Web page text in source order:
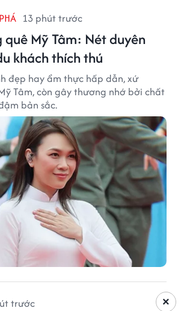
13 phút trước
quê Mỹ Tâm: Nét duyên
khách thích thú
đẹp hay ẩm thực hấp dẫn, xứ
Tâm, còn gây thương nhớ bởi chất
bản sắc.
trước ×